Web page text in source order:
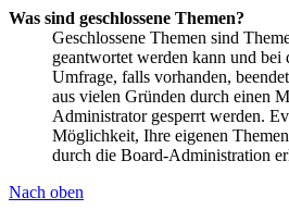
Was sind geschlossene Themen?
Geschlossene Themen sind
geantwortet werden kann und bei
Umfrage, falls vorhanden,
aus vielen Gründen durch einen
Administrator gesperrt werden.
Möglichkeit, Ihre eigenen
durch die Board-Administration
Nach oben